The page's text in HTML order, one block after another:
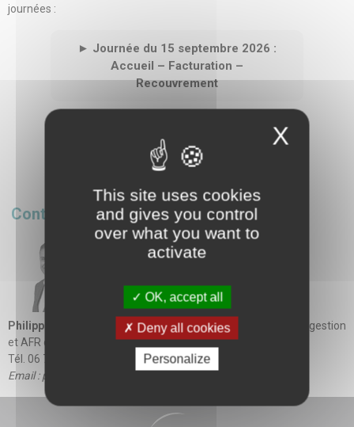
journées :
► Journée du 15 septembre 2026 :
Accueil – Facturation –
Recouvrement
Journée du 16 septembre 2026 :
Finances Hospitalières et Contrôle de
Contact :
Philippe Solivéri
, Directeur de l’offre Finances, Contrôle de gestion
et AFR du CNEH
Tél. 06 77 52 24 28
Email :philippe.soliveri@cneh.fr
X
This site uses cookies
and gives you control
over what you want to
activate
OK, accept all
Deny all cookies
Personalize